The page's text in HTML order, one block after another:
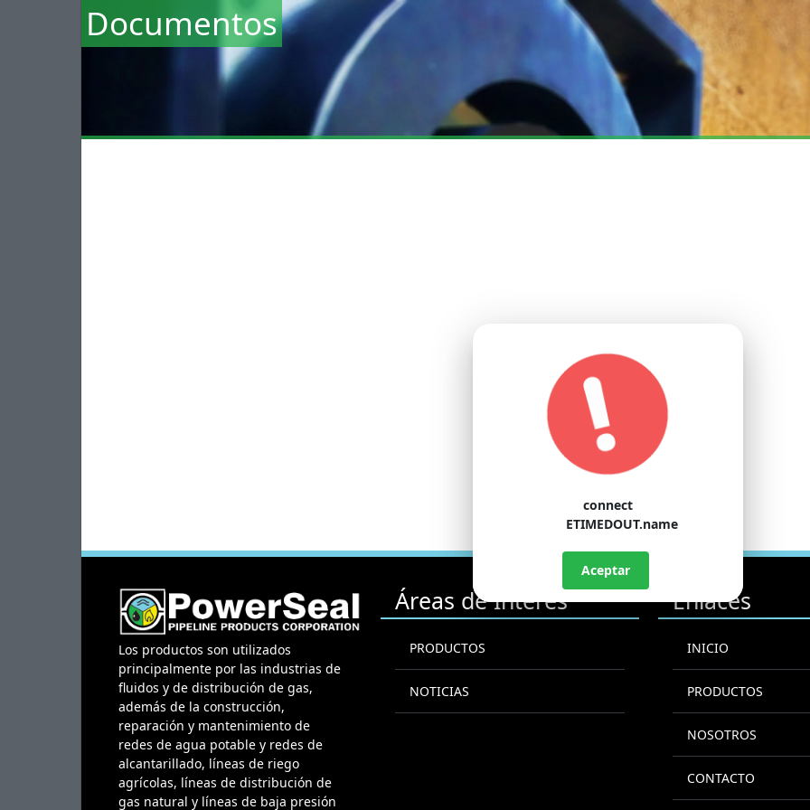
Documentos
Los productos son utilizados
principalmente por las industrias de
fluidos y de distribución de gas,
además de la construcción,
reparación y mantenimiento de
redes de agua potable y redes de
alcantarillado, líneas de riego
agrícolas, líneas de distribución de
gas natural y líneas de baja presión
Áreas de Interés
PRODUCTOS
NOTICIAS
Enlaces
INICIO
PRODUCTOS
NOSOTROS
CONTACTO
connect
ETIMEDOUT.name
Aceptar